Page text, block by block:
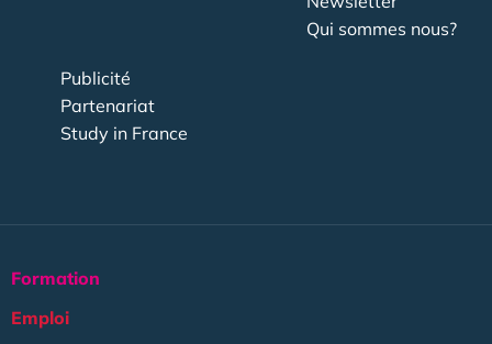
Qui sommes nous?
Publicité
Partenariat
Study in France
Formation
Emploi